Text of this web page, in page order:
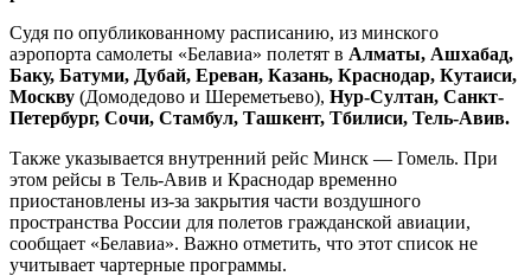
Судя по опубликованному расписанию, из минского
аэропорта самолеты «Белавиа» полетят в Алматы, Ашхабад,
Баку, Батуми, Дубай, Ереван, Казань, Краснодар, Кутаиси,
Москву (Домодедово и Шереметьево), Нур-Султан, Санкт-
Петербург, Сочи, Стамбул, Ташкент, Тбилиси, Тель-Авив.
Также указывается внутренний рейс Минск — Гомель. При
этом рейсы в Тель-Авив и Краснодар временно
приостановлены из-за закрытия части воздушного
пространства России для полетов гражданской авиации,
сообщает «Белавиа». Важно отметить, что этот список не
учитывает чартерные программы.